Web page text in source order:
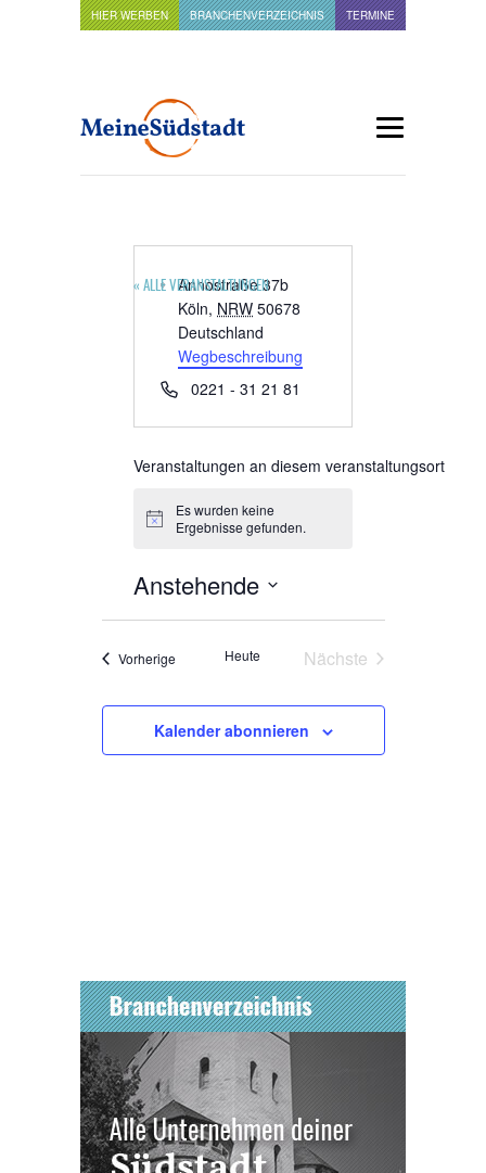
HIER WERBEN BRANCHENVERZEICHNIS TERMINE
« ALLE VERANSTALTUNGEN
Adresse
Annostraße 37b
Köln, NRW 50678
Deutschland
Wegbeschreibung
Telefon0221 - 31 21 81
Veranstaltungen an diesem veranstaltungsort
Hinweis
Es wurden keine
Ergebnisse gefunden.
Anstehende
VorherigeVeranstaltungen
Heute
Nächste
Kalender abonnieren